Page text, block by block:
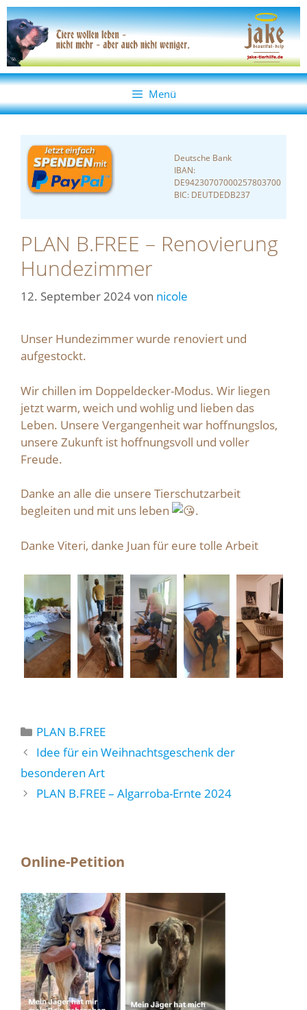
Zum
Inhalt
springen
Zum
Inhalt
springen
Menü
Deutsche Bank
IBAN:
DE94230707000257803700
BIC: DEUTDEDB237
PLAN B.FREE – Renovierung
Hundezimmer
12. September 2024von nicole
Unser Hundezimmer wurde renoviert und
aufgestockt.
Wir chillen im Doppeldecker-Modus. Wir liegen
jetzt warm, weich und wohlig und lieben das
Leben. Unsere Vergangenheit war hoffnungslos,
unsere Zukunft ist hoffnungsvoll und voller
Freude.
Danke an alle die unsere Tierschutzarbeit
begleiten und mit uns leben
.
Danke Viteri, danke Juan für eure tolle Arbeit
Kategorien
PLAN B.FREE
Idee für ein Weihnachtsgeschenk der
besonderen Art
PLAN B.FREE – Algarroba-Ernte 2024
Online-Petition